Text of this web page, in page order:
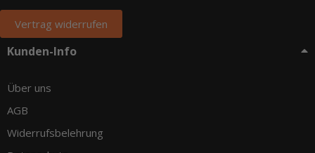
Vertrag widerrufen
Kunden-Info
Über uns
AGB
Widerrufsbelehrung